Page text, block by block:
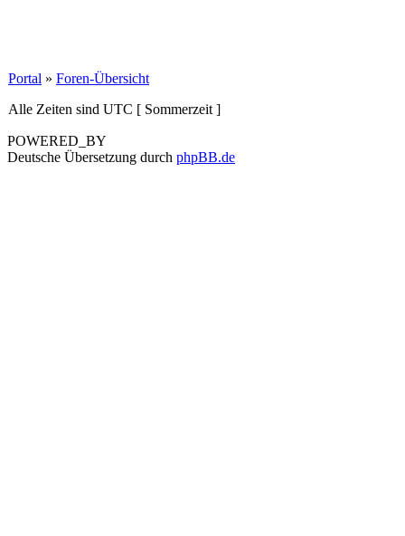
Portal » Foren-Übersicht
Alle Zeiten sind UTC [ Sommerzeit ]
POWERED_BY
Deutsche Übersetzung durch phpBB.de